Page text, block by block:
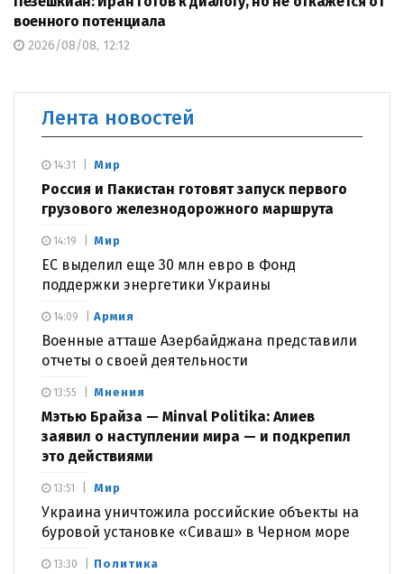
военного потенциала
2026/08/08, 12:12
Лента новостей
Мир
Россия и Пакистан готовят запуск первого
грузового железнодорожного маршрута
14:31
Мир
ЕС выделил еще 30 млн евро в Фонд
поддержки энергетики Украины
14:19
Армия
Военные атташе Азербайджана представили
отчеты о своей деятельности
14:09
Мнения
Мэтью Брайза — Minval Politika: Алиев
заявил о наступлении мира — и подкрепил
это действиями
13:55
Мир
Украина уничтожила российские объекты на
буровой установке «Сиваш» в Черном море
13:51
Политика
13:30